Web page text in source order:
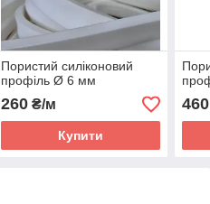
Пористий силіконовий
профіль Ø 6 мм
260₴/м
Купити
460